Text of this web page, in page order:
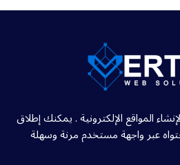
المواقع الإلكترونية . يمكنك إطلاق
عبر واجهة مستخدم مرنة وسهلة